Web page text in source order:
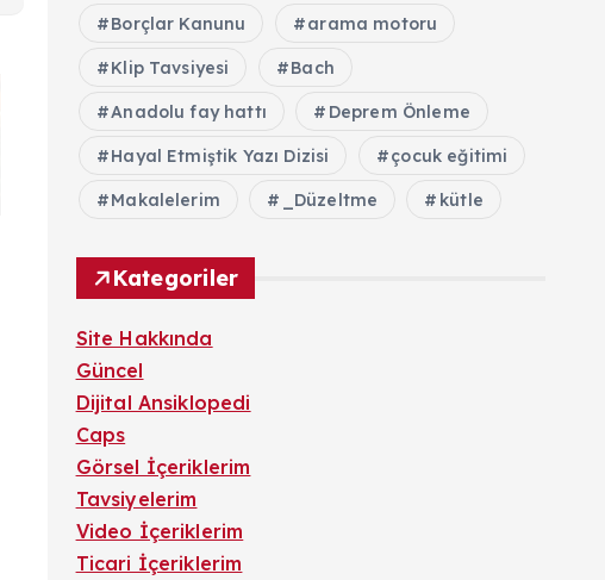
Borçlar Kanunu arama motoru
Klip Tavsiyesi Bach
Anadolu fay hattı Deprem Önleme
Hayal Etmiştik Yazı Dizisi çocuk eğitimi
Makalelerim _Düzeltme kütle
Kategoriler
Site Hakkında
Güncel
Dijital Ansiklopedi
Caps
Görsel İçeriklerim
Tavsiyelerim
Video İçeriklerim
Ticari İçeriklerim